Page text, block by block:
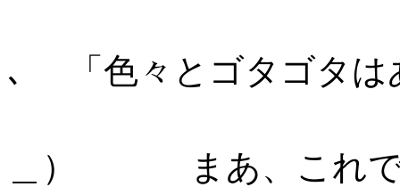
､ 「色々とゴタゴタは
＿） まあ、これで